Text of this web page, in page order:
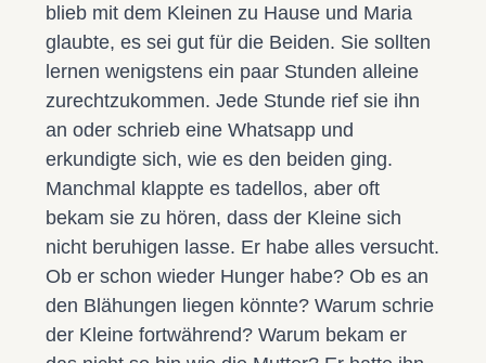
blieb mit dem Kleinen zu Hause und Maria
glaubte, es sei gut für die Beiden. Sie sollten
lernen wenigstens ein paar Stunden alleine
zurechtzukommen. Jede Stunde rief sie ihn
an oder schrieb eine Whatsapp und
erkundigte sich, wie es den beiden ging.
Manchmal klappte es tadellos, aber oft
bekam sie zu hören, dass der Kleine sich
nicht beruhigen lasse. Er habe alles versucht.
Ob er schon wieder Hunger habe? Ob es an
den Blähungen liegen könnte? Warum schrie
der Kleine fortwährend? Warum bekam er